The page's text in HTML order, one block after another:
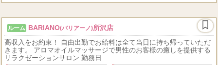
ルーム BARIANO(バリアーノ)所沢店
高収入をお約束！ 自由出勤でお給料は全て当日に持ち帰っていただ
きます。 アロマオイルマッサージで男性のお客様の癒しを提供する
リラクゼーションサロン 勤務日